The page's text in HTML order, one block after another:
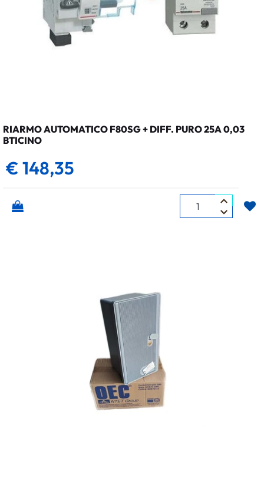
RIARMO AUTOMATICO F80SG + DIFF. PURO 25A 0,03
BTICINO
€ 148,35
Quantità